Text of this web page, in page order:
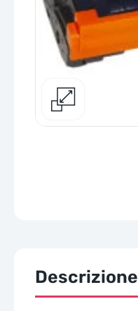
Descrizione